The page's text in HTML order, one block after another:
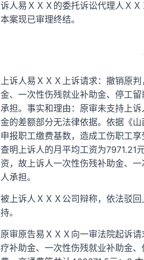
诉人易ＸＸＸ的委托诉讼代理人Ｘ
本案现已审理终结。
上诉人易ＸＸＸ上诉请求：撤销原
金、一次性伤残就业补助金、停工
承担。事实和理由：原审未支持上
金的差额部分无法律依据。依据《
申报职工缴费基数，造成工伤职工
查明上诉人的月平均工资为7971.21
资，故上诉人一次性伤残补助金、
人承担。
被上诉人ＸＸＸ公司辩称，依法驳
持。
原审原告易ＸＸＸ向一审法院起诉
疗补助金、一次性伤残就业补助金